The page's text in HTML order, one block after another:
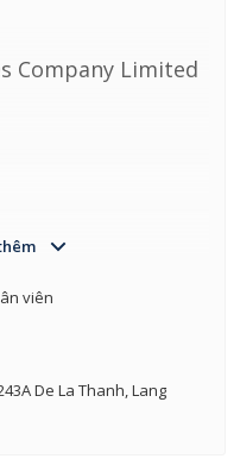
Company Limited
viên
De La Thanh, Lang